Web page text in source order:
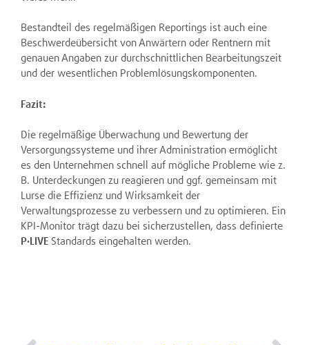
Bestandteil des regelmäßigen Reportings ist auch eine
Beschwerdeübersicht von Anwärtern oder Rentnern mit
genauen Angaben zur durchschnittlichen Bearbeitungszeit
und der wesentlichen Problemlösungskomponenten.
Fazit:
Die regelmäßige Überwachung und Bewertung der
Versorgungssysteme und ihrer Administration ermöglicht
es den Unternehmen schnell auf mögliche Probleme wie z.
B. Unterdeckungen zu reagieren und ggf. gemeinsam mit
Lurse die Effizienz und Wirksamkeit der
Verwaltungsprozesse zu verbessern und zu optimieren. Ein
KPI-Monitor trägt dazu bei sicherzustellen, dass definierte
P·LIVE Standards eingehalten werden.